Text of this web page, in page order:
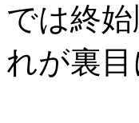
では終
れが裏